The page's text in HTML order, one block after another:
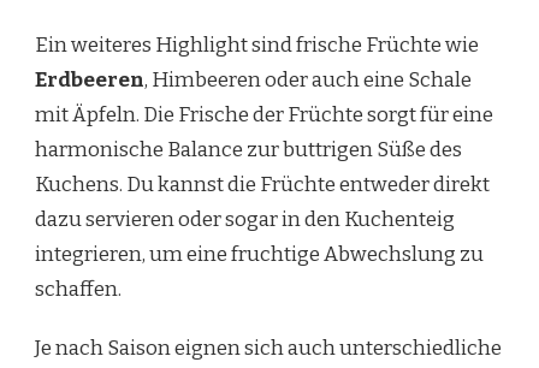
Ein weiteres Highlight sind frische Früchte wie
Erdbeeren, Himbeeren oder auch eine Schale
mit Äpfeln. Die Frische der Früchte sorgt für eine
harmonische Balance zur buttrigen Süße des
Kuchens. Du kannst die Früchte entweder direkt
dazu servieren oder sogar in den Kuchenteig
integrieren, um eine fruchtige Abwechslung zu
schaffen.
Je nach Saison eignen sich auch unterschiedliche